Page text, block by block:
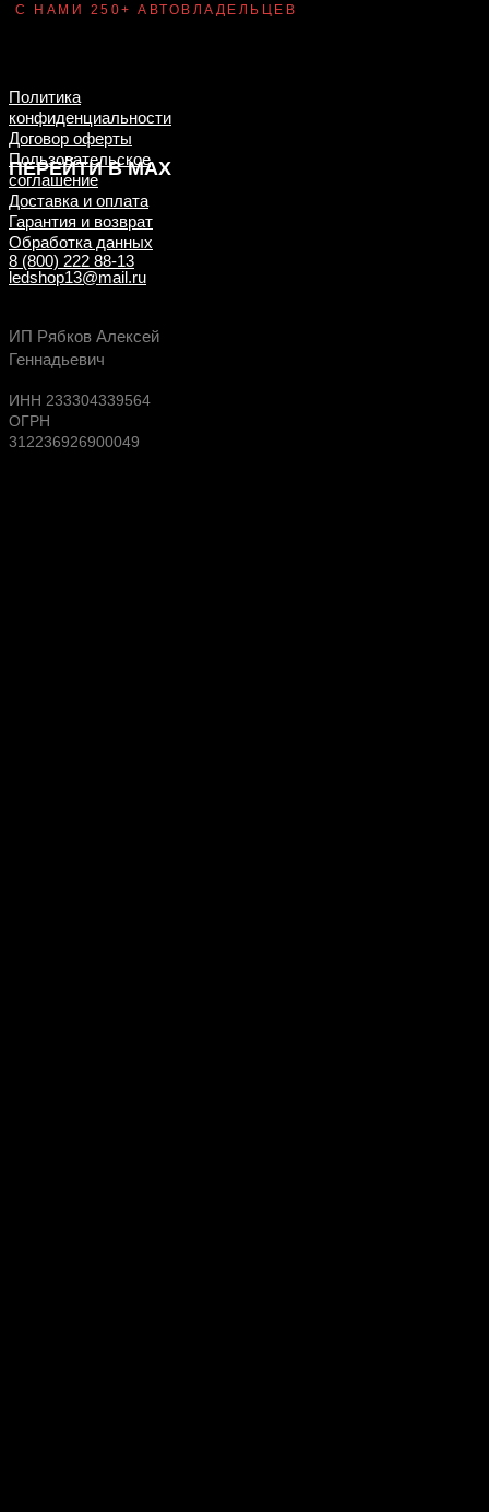
С НАМИ 250+ АВТОВЛАДЕЛЬЦЕВ
ПЕРЕЙТИ В MAX
Будь в курсе выгодных предложений,
новых поступлений на склад
Политика
конфиденциальности
Договор оферты
Пользовательское
соглашение
Доставка и оплата
Гарантия и возврат
Обработка данных
8 (800) 222 88-13
ledshop13@mail.ru
ИП Рябков Алексей
Геннадьевич
ИНН 233304339564
ОГРН
312236926900049